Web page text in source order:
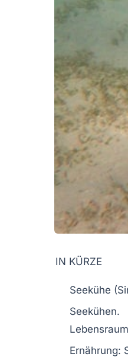
IN KÜRZE
Seekühe
Seekühen.
Lebensraum
Ernährung: